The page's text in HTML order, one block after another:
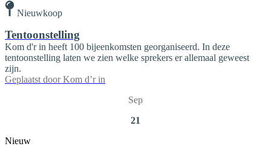
Nieuwkoop
Tentoonstelling
Kom d'r in heeft 100 bijeenkomsten georganiseerd. In deze
tentoonstelling laten we zien welke sprekers er allemaal geweest
zijn.
Geplaatst door Kom d’r in
Sep
21
Nieuw